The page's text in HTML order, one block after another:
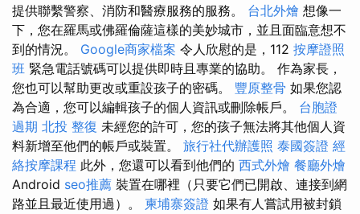
提供聯繫警察、消防和醫療服務的服務。 台北外燴 想像一
下，您在羅馬或佛羅倫薩這樣的美妙城市，並且面臨意想不
到的情況。 Google商家檔案 令人欣慰的是，112 按摩證照
班 緊急電話號碼可以提供即時且專業的協助。 作為家長，
您也可以幫助更改或重設孩子的密碼。 豐原整骨 如果您認
為合適，您可以編輯孩子的個人資訊或刪除帳戶。 台胞證
過期 北投 整復 未經您的許可，您的孩子無法將其他個人資
料新增至他們的帳戶或裝置。 旅行社代辦護照 泰國簽證 經
絡按摩課程 此外，您還可以看到他們的 西式外燴 餐廳外燴
Android seo推薦 裝置在哪裡（只要它們已開啟、連接到網
路並且最近使用過）。 柬埔寨簽證 如果有人嘗試用被封鎖